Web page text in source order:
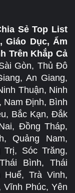
Sẻ Top List
Giáo Dục, Ẩm
Trên Khắp Cả
Gòn, Thủ Đô
An Giang,
Thuận, Ninh
Nam Định, Bình
Bắc Kạn, Đắk
Đồng Tháp,
Quảng Nam,
Trị, Sóc Trăng,
Bình, Thái
Huế, Trà Vinh,
Vĩnh Phúc, Yên